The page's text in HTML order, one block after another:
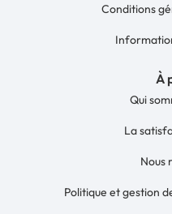
Conditions
À
Qui
La
Nous
Politique et gestion